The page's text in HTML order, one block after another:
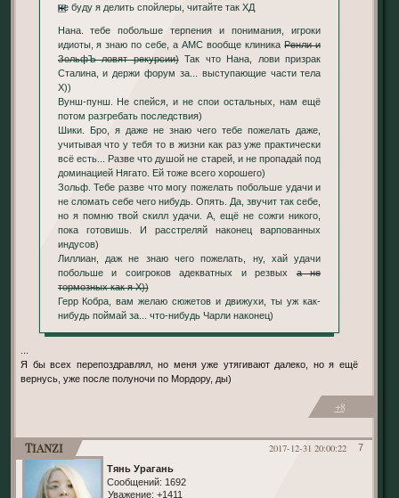
не буду я делить спойлеры, читайте так ХД
Нана. тебе побольше терпения и понимания, игроки
идиоты, я знаю по себе, а АМС вообще клиникаРенли и
ЗольфЪ ловят рекурсии)Так что Нана, лови призрак
Сталина, и держи форум за... выступающие части тела
Х))
Вунш-пунш. Не спейся, и не спои остальных, нам ещё
потом разгребать последствия)
Шики. Бро, я даже не знаю чего тебе пожелать даже,
учитывая что у тебя то в жизни как раз уже практически
всё есть... Разве что душой не старей, и не пропадай под
доминацией Нягато. Ей тоже всего хорошего)
Зольф. Тебе разве что могу пожелать побольше удачи и
не сломать себе чего нибудь. Опять. Да, звучит так себе,
но я помню твой скилл удачи. А, ещё не сожги никого,
пока готовишь. И расстреляй наконец варпованных
индусов)
Лиллиан, даж не знаю чего пожелать, ну, хай удачи
побольше и соигроков адекватных и резвыха не
тормозных как я Х))
Герр Кобра, вам желаю сюжетов и движухи, ты уж как-
нибудь поймай за... что-нибудь Чарли наконец)
Я бы всех перепоздравлял, но меня уже утягивают далеко, но я ещё
вернусь, уже после полуночи по Мордору, ды)
+8
7
2017-12-31 20:00:22
Tianzi
Тянь Урагань
Сообщений: 1692
Уважение: +1411